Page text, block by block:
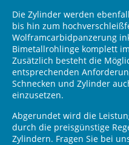
Die Zylinder werden
bis hin zum
Wolframcarbidpanzerung
Bimetallrohlinge komplett
Zusätzlich besteht die
entsprechenden
Schnecken und Zylinder
einzusetzen.
Abgerundet wird die
durch die preisgünstige
Zylindern. Fragen Sie bei